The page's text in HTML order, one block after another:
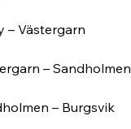
– Västergarn
– Sandholmen
– Burgsvik